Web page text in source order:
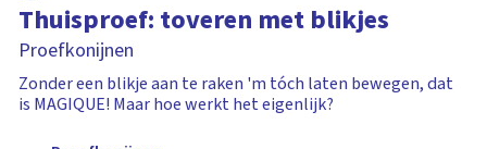
Thuisproef: toveren met blikjes
Proefkonijnen
Zonder een blikje aan te raken 'm tóch laten bewegen, dat
is MAGIQUE! Maar hoe werkt het eigenlijk?